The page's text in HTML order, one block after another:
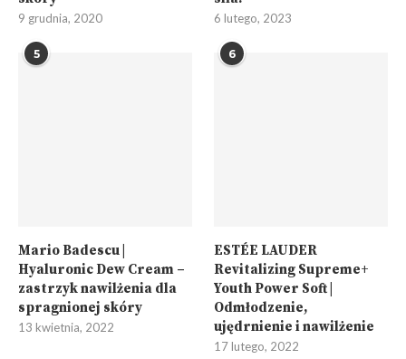
9 grudnia, 2020 6 lutego, 2023
5
Mario Badescu |
Hyaluronic Dew Cream –
zastrzyk nawilżenia dla
spragnionej skóry
13 kwietnia, 2022
6
ESTÉE LAUDER
Revitalizing Supreme+
Youth Power Soft |
Odmłodzenie,
ujędrnienie i nawilżenie
17 lutego, 2022